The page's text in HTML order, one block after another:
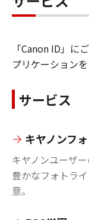
「Canon ID」に
プリケーション
サービス
キヤノンフ
キヤノンユーザ
豊かなフォトラ
意。